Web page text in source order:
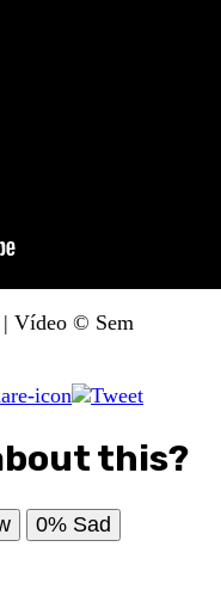
| Vídeo © Sem
this?
0% Sad